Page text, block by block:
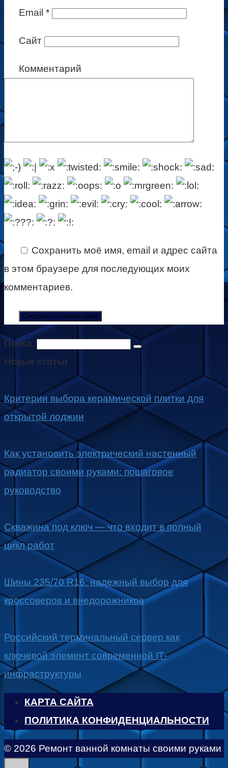
Email *
Сайт
Комментарий
Сохранить моё имя, email и адрес сайта
в этом браузере для последующих моих
комментариев.
Поиск:
Новые статьи
Критерии выбора керамической плитки для
открытой лоджии
Как установить электрический настенный
радиатор своими руками: пошаговое
руководство
Скважина под ключ — что входит в полный
цикл работ
Шины 235/70 R16: надежный выбор для
кроссоверов и внедорожников
Российский терминальный сервер как
ключевой элемент современной IT-
инфраструктуры
КАРТА САЙТА
ПОЛИТИКА КОНФИДЕНЦИАЛЬНОСТИ
© 2026 Ремонт ванной комнаты своими руками